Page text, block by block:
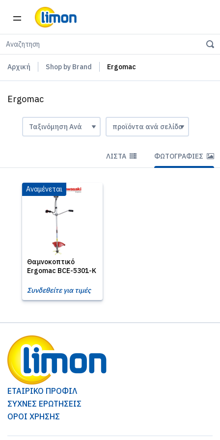
Αρχική Shop by Brand Ergomac
Ergomac
ΛΊΣΤΑ ΦΩΤΟΓΡΑΦΊΕΣ
Θαμνοκοπτικό
Ergomac BCE-5301-K
Αναμένεται
Συνδεθείτε για τιμές
ΕΤΑΙΡΙΚΟ ΠΡΟΦΙΛ
ΣΥΧΝΕΣ ΕΡΩΤΗΣΕΙΣ
ΟΡΟΙ ΧΡΗΣΗΣ